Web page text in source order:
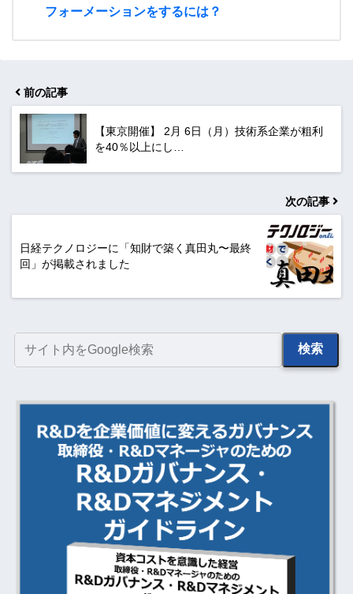
フォーメーションをするには？
前の記事
【東京開催】 2月 6日（月）技術系企業が粗利
を40％以上にし…
次の記事
日経テクノロジーに「知財で築く真田丸〜最終
回」が掲載されました
検索